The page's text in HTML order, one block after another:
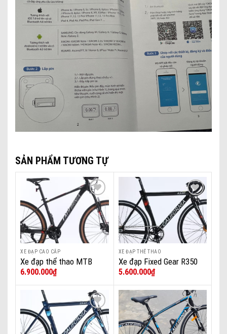
SẢN PHẨM TƯƠNG TỰ
Add to wishlist
XE ĐẠP CAO CẤP
Xe đạp thể thao MTB
750cc
6.900.000₫
Add to wishlist
XE ĐẠP THỂ THAO
Xe đạp Fixed Gear R350
5.600.000₫
Add to wishlist Add to wishlist